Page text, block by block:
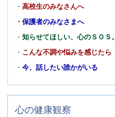
・ 高校生のみなさんへ
・ 保護者のみなさまへ
・ 知らせてほしい、心のＳＯＳ。
・ こんな不調や悩みを感じたら
・ 今、話したい誰かがいる
心の健康観察